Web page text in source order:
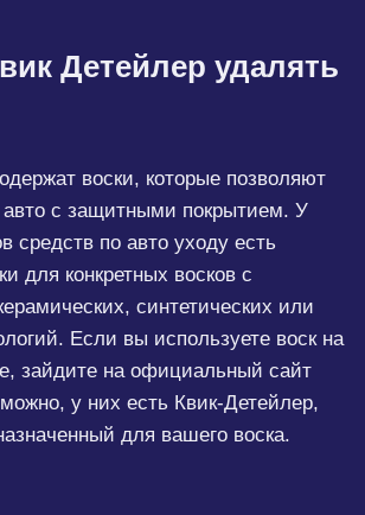
Детейлер удалять
воски, которые позволяют
авто с защитными покрытием. У
средств по авто уходу есть
для конкретных восков с
синтетических или
Если вы используете воск на
зайдите на официальный сайт
у них есть Квик-Детейлер,
для вашего воска.